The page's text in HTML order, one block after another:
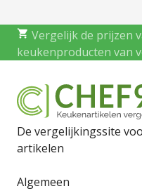
Vergelijk de prijzen
keukenproducten van
De vergelijkingssite
artikelen
Algemeen